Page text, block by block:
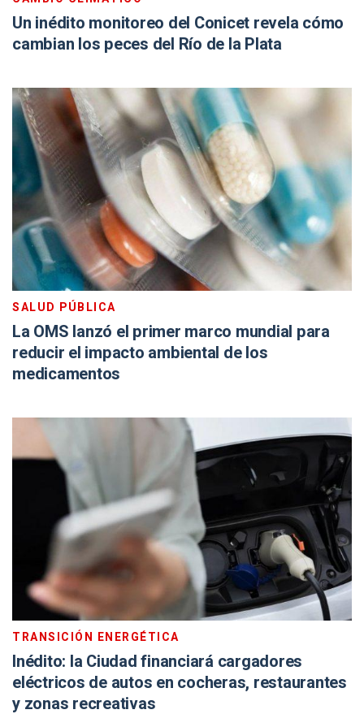
Un inédito monitoreo del Conicet revela cómo
cambian los peces del Río de la Plata
SALUD PÚBLICA
La OMS lanzó el primer marco mundial para
reducir el impacto ambiental de los
medicamentos
TRANSICIÓN ENERGÉTICA
Inédito: la Ciudad financiará cargadores
eléctricos de autos en cocheras, restaurantes
y zonas recreativas